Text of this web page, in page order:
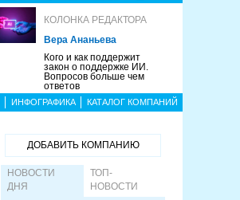
КОЛОНКА РЕДАКТОРА
Вера Ананьева
Кого и как поддержит
закон о поддержке ИИ.
Вопросов больше чем
ответов
ИНФОГРАФИКА КАТАЛОГ КОМПАНИЙ
ДОБАВИТЬ КОМПАНИЮ
НОВОСТИ
ДНЯ
ТОП-
НОВОСТИ